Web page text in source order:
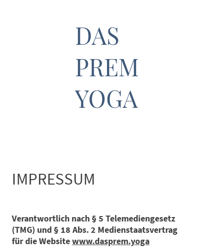
DAS
PREM
YOGA
IMPRESSUM
Verantwortlich nach § 5 Telemediengesetz
(TMG) und § 18 Abs. 2 Medienstaatsvertrag
für die Websitewww.dasprem.yoga